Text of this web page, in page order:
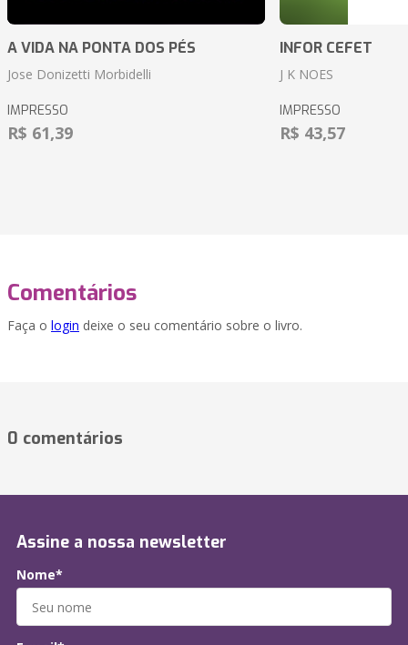
A VIDA NA PONTA DOS PÉS
Jose Donizetti Morbidelli
IMPRESSO
R$ 61,39
INFOR CEFET
J K NOES
IMPRESSO
R$ 43,57
Comentários
Faça o login deixe o seu comentário sobre o livro.
0 comentários
Assine a nossa newsletter
Nome*